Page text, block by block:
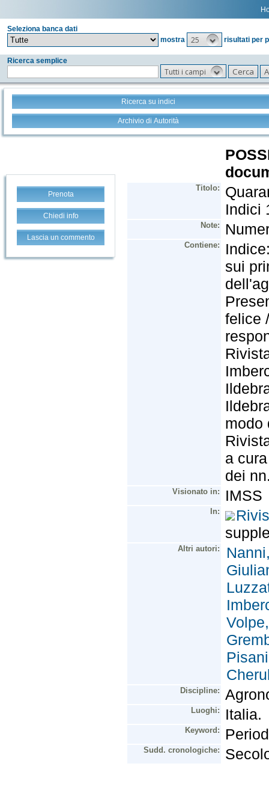
Seleziona banca dati
mostra
25 risultati per
Ricerca semplice
Tutti i campi
Ricerca su indici
Archivio di Autorità
Prenota
Chiedi info
Lascia un commento